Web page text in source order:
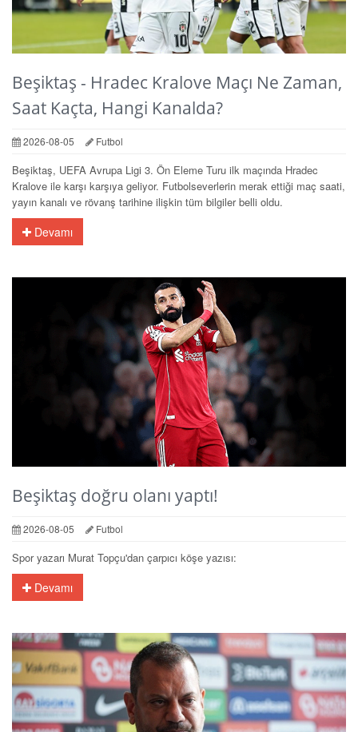
Beşiktaş - Hradec Kralove Maçı Ne Zaman,
Saat Kaçta, Hangi Kanalda?
2026-08-05 Futbol
Beşiktaş, UEFA Avrupa Ligi 3. Ön Eleme Turu ilk maçında Hradec
Kralove ile karşı karşıya geliyor. Futbolseverlerin merak ettiği maç saati,
yayın kanalı ve rövanş tarihine ilişkin tüm bilgiler belli oldu.
Devamı
Beşiktaş doğru olanı yaptı!
2026-08-05 Futbol
Spor yazarı Murat Topçu'dan çarpıcı köşe yazısı:
Devamı